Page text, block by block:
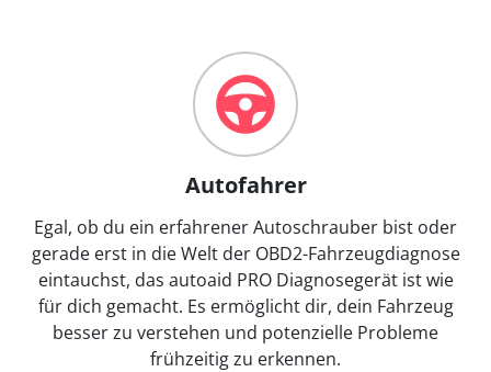
Autofahrer
Egal, ob du ein erfahrener Autoschrauber bist oder
gerade erst in die Welt der OBD2-Fahrzeugdiagnose
eintauchst, das autoaid PRO Diagnosegerät ist wie
für dich gemacht. Es ermöglicht dir, dein Fahrzeug
besser zu verstehen und potenzielle Probleme
frühzeitig zu erkennen.